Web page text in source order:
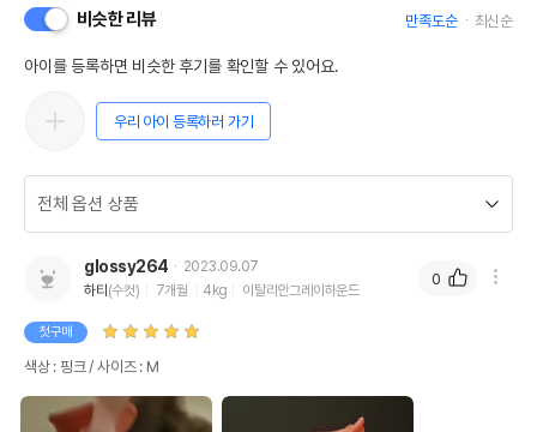
비슷한 리뷰 만족도순 최신순
아이를 등록하면 비슷한 후기를 확인할 수 있어요.
우리 아이 등록하러 가기
glossy264
2023.09.07
하티 (수컷) 7개월 4kg 이탈리안그레이하운드
첫구매
색상 : 핑크 / 사이즈 : M
0